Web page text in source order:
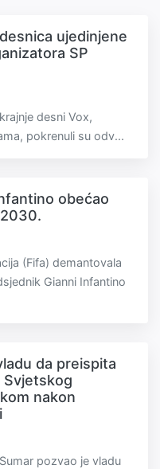
ujedinjene
SP
desni Vox,
pokrenuli su odv...
obećao
(Fifa) demantovala
Gianni Infantino
da preispita
Svjetskog
nakon
pozvao je vladu